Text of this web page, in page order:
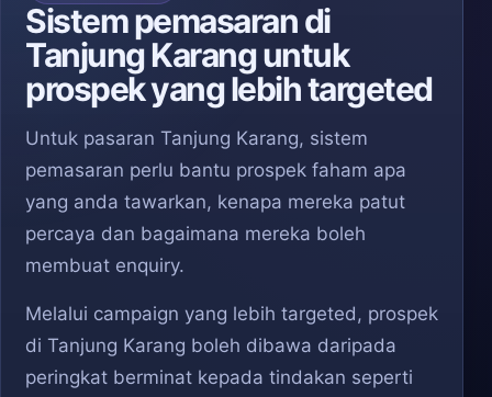
Sistem pemasaran di
Tanjung Karang untuk
prospek yang lebih targeted
Untuk pasaran Tanjung Karang, sistem
pemasaran perlu bantu prospek faham apa
yang anda tawarkan, kenapa mereka patut
percaya dan bagaimana mereka boleh
membuat enquiry.
Melalui campaign yang lebih targeted, prospek
di Tanjung Karang boleh dibawa daripada
peringkat berminat kepada tindakan seperti